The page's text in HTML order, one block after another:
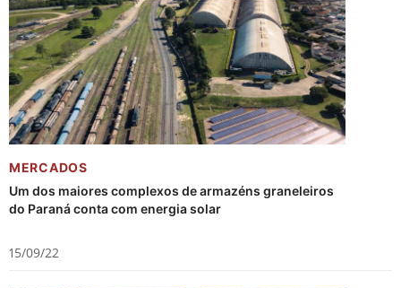
MERCADOS
Um dos maiores complexos de armazéns graneleiros
do Paraná conta com energia solar
15/09/22